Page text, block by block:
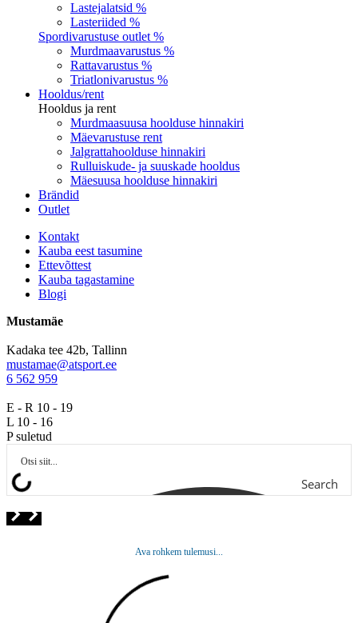
Lastejalatsid %
Lasteriided %
Spordivarustuse outlet %
Murdmaavarustus %
Rattavarustus %
Triatlonivarustus %
Hooldus/rent
Hooldus ja rent
Murdmaasuusa hoolduse hinnakiri
Mäevarustuse rent
Jalgrattahoolduse hinnakiri
Rulluiskude- ja suuskade hooldus
Mäesuusa hoolduse hinnakiri
Brändid
Outlet
Kontakt
Kauba eest tasumine
Ettevõttest
Kauba tagastamine
Blogi
Mustamäe
Kadaka tee 42b, Tallinn
mustamae@atsport.ee
6 562 959
E - R 10 - 19
L 10 - 16
P suletud
Search
Ava rohkem tulemusi...